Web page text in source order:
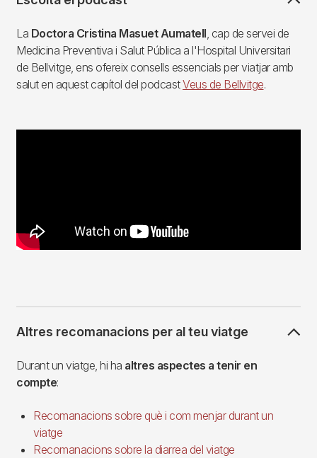
La Doctora Cristina Masuet Aumatell , cap de servei de
Medicina Preventiva i Salut Pública a l'Hospital Universitari
de Bellvitge, ens ofereix consells essencials per viatjar amb
salut en aquest capítol del podcastVeus de Bellvitge.
Altres recomanacions per al teu viatge
Durant un viatge, hi ha altres aspectes a tenir en
compte:
Recomanacions sobre què i com menjar durant un
viatge
Recomanacions sobre la diarrea del viatge